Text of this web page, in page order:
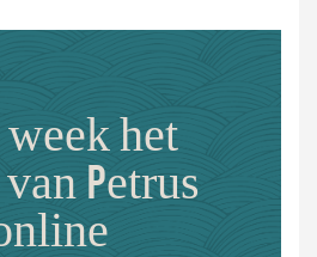
week het
Petrus